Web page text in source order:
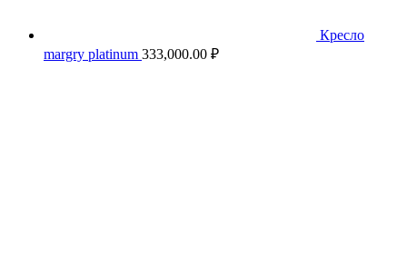
Кресло
margry platinum 333,000.00 ₽